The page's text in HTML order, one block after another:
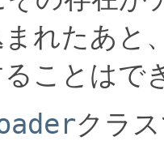
れたあと
ことはで
クラ